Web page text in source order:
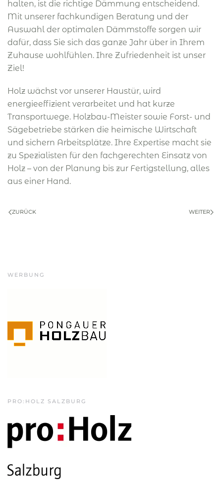
halten, ist die richtige Dämmung entscheidend.
Mit unserer fachkundigen Beratung und der
Auswahl der optimalen Dämmstoffe sorgen wir
dafür, dass Sie sich das ganze Jahr über in Ihrem
Zuhause wohlfühlen. Ihre Zufriedenheit ist unser
Ziel!
Holz wächst vor unserer Haustür, wird
energieeffizient verarbeitet und hat kurze
Transportwege. Holzbau-Meister sowie Forst- und
Sägebetriebe stärken die heimische Wirtschaft
und sichern Arbeitsplätze. Ihre Expertise macht sie
zu Spezialisten für den fachgerechten Einsatz von
Holz – von der Planung bis zur Fertigstellung, alles
aus einer Hand.
ZURÜCK WEITER
WERBUNG
PRO:HOLZ SALZBURG